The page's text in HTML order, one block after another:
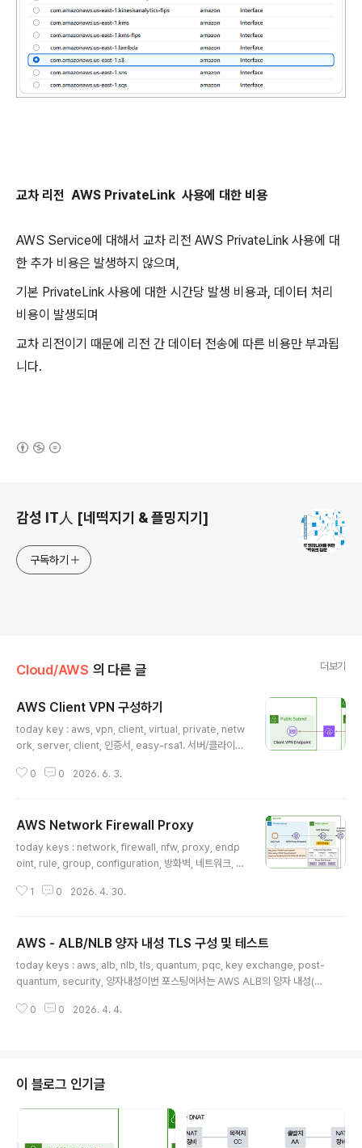
교차 리전 AWS PrivateLink 사용에 대한 비용
AWS Service에 대해서 교차 리전 AWS PrivateLink 사용에 대
한 추가 비용은 발생하지 않으며,
기본 PrivateLink 사용에 대한 시간당 발생 비용과, 데이터 처리
비용이 발생되며
교차 리전이기 때문에 리전 간 데이터 전송에 따른 비용만 부과됩
니다.
감성 IT人 [네떡지기 & 플밍지기]
구독하기
Cloud/AWS 의 다른 글 더보기
AWS Client VPN 구성하기
today key : aws, vpn, client, virtual, private, netw
ork, server, client, 인증서, easy-rsa1. 서버/클라이언
없는 경우에 git 설치$ sudo yum install git# 오픈소스
easyrsa3# PKI(공개키 기반구조) 환경 초기화$ ./easy
rsa init-pki 1-2. CA(인증 기관) 생성 자체 CA를 생성합
니다. 별도의 비밀 번호 입력 없이 진행하기 위해서 nopas
0 0 2026. 6. 3.
AWS Network Firewall Proxy
today keys : network, firewall, nfw, proxy, endp
oint, rule, group, configuration, 방화벽, 네트워크, 프
S Network Firewall Proxy에 대한 실습 포스팅입니다.
AWS Network Firewall Proxy를 만들어서, 테스트하
는 실습 포스팅 내용으로 작성하였으며, AWS Network
Firewall Proxy에 대한 개념은 별도 포스팅에서 다룰 예
Network Firewall Proxy를 통해서 다..
1 0 2026. 4. 30.
AWS - ALB/NLB 양자 내성 TLS 구성 및 테스트
today keys : aws, alb, nlb, tls, quantum, pqc, key exchange, post-
quantum, security, 양자내성이번 포스팅에서는 AWS ALB의 양자 내성(P
Key Exchange) 배경기존의 RSA나 ECC 암호 체계는 강력한 양자 컴퓨터가
350 AWS - ALB/NLB : TLS용 양자 내성 키 교환 지원To..
0 0 2026. 4. 4.
이 블로그 인기글